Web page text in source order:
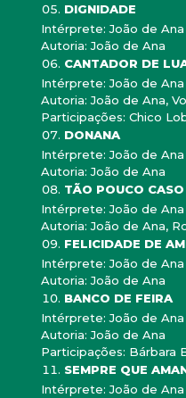
DIGNIDADE
Intérprete: João de Ana
Autoria: João de Ana
CANTADOR DE
Intérprete: João de Ana
Autoria: João de Ana,
Participações: Chico
DONANA
Intérprete: João de Ana
Autoria: João de Ana
TÃO POUCO CASO
Intérprete: João de Ana
Autoria: João de Ana,
FELICIDADE DE
Intérprete: João de Ana
Autoria: João de Ana
BANCO DE FEIRA
Intérprete: João de Ana
Autoria: João de Ana
Participações: Bárbara
SEMPRE QUE
Intérprete: João de Ana